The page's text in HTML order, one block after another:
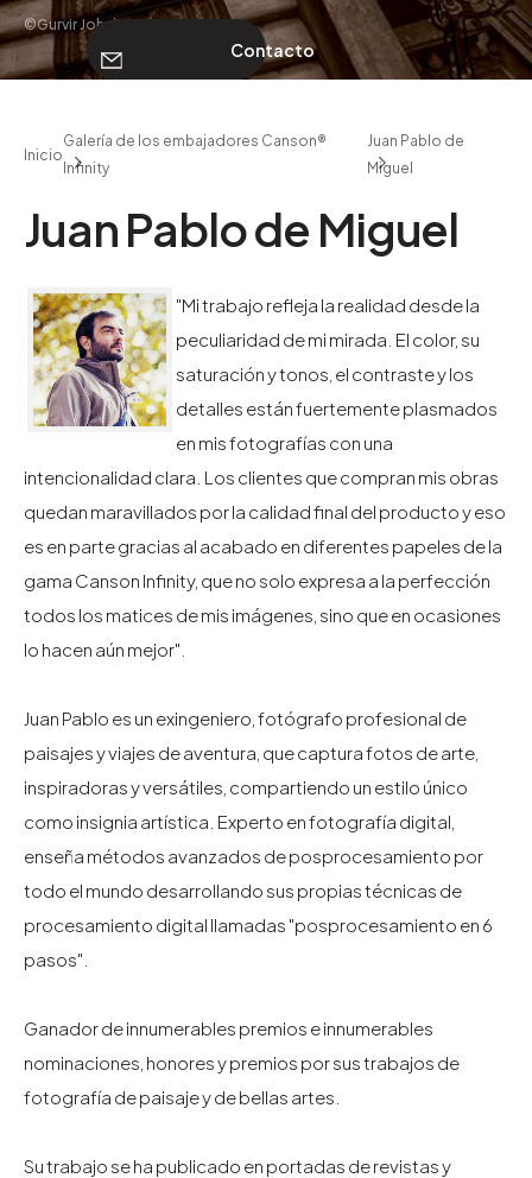
SOBRE NOSOTROS
©Gurvir Johal
Inicio
Galería de los embajadores Canson®
Infinity
Juan Pablo de
Miguel
Juan Pablo de Miguel
"Mi trabajo refleja la realidad desde la
peculiaridad de mi mirada. El color, su
saturación y tonos, el contraste y los
detalles están fuertemente plasmados
en mis fotografías con una
intencionalidad clara. Los clientes que compran mis obras
quedan maravillados por la calidad final del producto y eso
es en parte gracias al acabado en diferentes papeles de la
gama Canson Infinity, que no solo expresa a la perfección
todos los matices de mis imágenes, sino que en ocasiones
lo hacen aún mejor".
Juan Pablo es un exingeniero, fotógrafo profesional de
paisajes y viajes de aventura, que captura fotos de arte,
inspiradoras y versátiles, compartiendo un estilo único
como insignia artística. Experto en fotografía digital,
enseña métodos avanzados de posprocesamiento por
todo el mundo desarrollando sus propias técnicas de
procesamiento digital llamadas "posprocesamiento en 6
pasos".
Ganador de innumerables premios e innumerables
nominaciones, honores y premios por sus trabajos de
fotografía de paisaje y de bellas artes.
Su trabajo se ha publicado en portadas de revistas y